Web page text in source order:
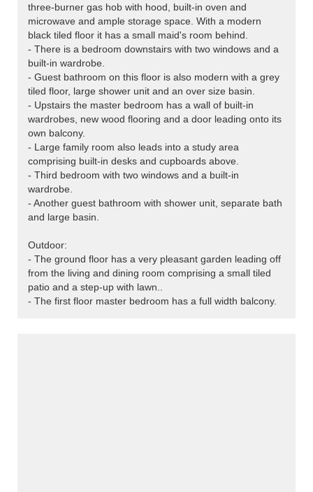
three-burner gas hob with hood, built-in oven and
microwave and ample storage space. With a modern
black tiled floor it has a small maid's room behind.
- There is a bedroom downstairs with two windows and a
built-in wardrobe.
- Guest bathroom on this floor is also modern with a grey
tiled floor, large shower unit and an over size basin.
- Upstairs the master bedroom has a wall of built-in
wardrobes, new wood flooring and a door leading onto its
own balcony.
- Large family room also leads into a study area
comprising built-in desks and cupboards above.
- Third bedroom with two windows and a built-in
wardrobe.
- Another guest bathroom with shower unit, separate bath
and large basin.
Outdoor:
- The ground floor has a very pleasant garden leading off
from the living and dining room comprising a small tiled
patio and a step-up with lawn..
- The first floor master bedroom has a full width balcony.